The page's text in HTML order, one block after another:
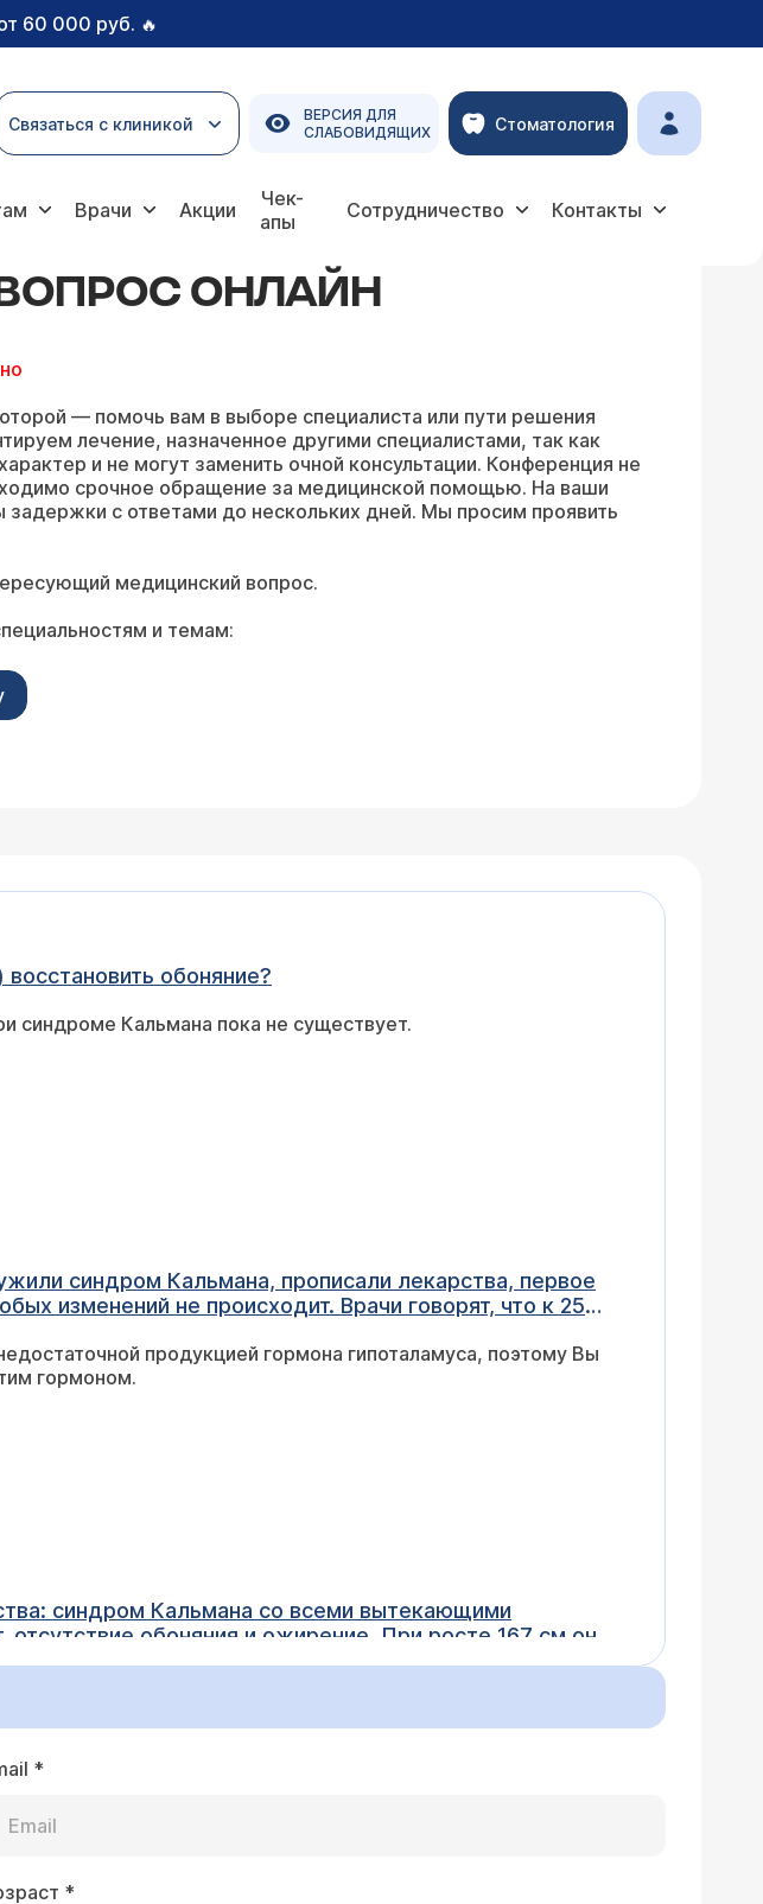
60 000 руб. 🔥
Связаться с клиникой
ВЕРСИЯ ДЛЯ
СЛАБОВИДЯЩИХ
Стоматология
Врачи Акции
Чек-
апы
Сотрудничество Контакты
ОНЛАЙН
— помочь вам в выборе специалиста или пути решения
лечение, назначенное другими специалистами, так как
и не могут заменить очной консультации. Конференция не
срочное обращение за медицинской помощью. На ваши
с ответами до нескольких дней. Мы просим проявить
медицинский вопрос.
и темам:
Можно ли при Синдроме Кальмана (полное отсутствие обоняния) восстановить обоняние?
синдроме Кальмана пока не существует.
синдром Кальмана, прописали лекарства, первое
изменений не происходит. Врачи говорят, что к 25
лечение могло бы дать больший результат, что всё
продукцией гормона гипоталамуса, поэтому Вы
гормоном.
Вы можете проконсультировать у нас в Центре (
*
*